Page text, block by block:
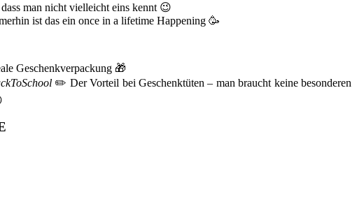
man nicht vielleicht eins kennt 😉
ist das ein once in a lifetime Happening 🥳
Geschenkverpackung 🎁
✏️ Der Vorteil bei Geschenktüten – man braucht keine besonderen